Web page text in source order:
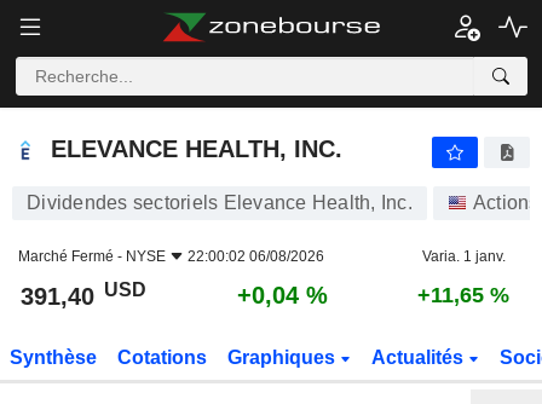
ELEVANCE HEALTH, INC.
ELEVANCE HEALTH, INC.
Dividendes sectoriels Elevance Health, Inc. Actions
Marché Fermé - NYSE 22:00:02 06/08/2026 Varia. 1 janv.
391,40 USD +0,04 % +11,65 %
Synthèse Cotations Graphiques Actualités